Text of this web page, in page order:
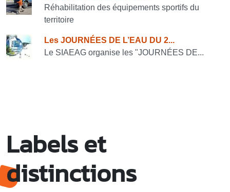
Réhabilitation des équipements sportifs du
territoire
Les JOURNÉES DE L’EAU DU 2...
Le SIAEAG organise les "JOURNÉES DE...
Labels et
distinctions